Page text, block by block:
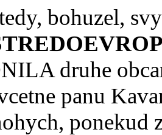
bohuzel,
druhe
panu
ponekud